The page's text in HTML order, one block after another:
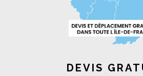
DEVIS